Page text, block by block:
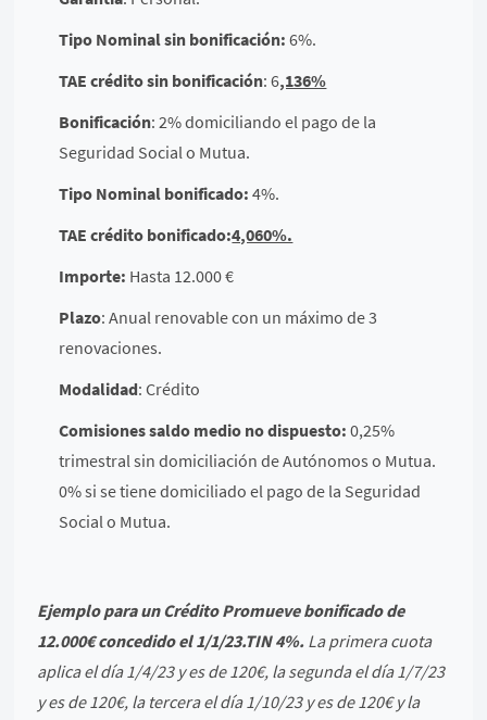
Tipo Nominal sin bonificación: 6%.
TAE crédito sin bonificación: 6,136%
Bonificación: 2% domiciliando el pago de la
Seguridad Social o Mutua.
Tipo Nominal bonificado: 4%.
TAE crédito bonificado:4,060%.
Importe: Hasta 12.000 €
Plazo: Anual renovable con un máximo de 3
renovaciones.
Modalidad: Crédito
Comisiones saldo medio no dispuesto: 0,25%
trimestral sin domiciliación de Autónomos o Mutua.
0% si se tiene domiciliado el pago de la Seguridad
Social o Mutua.
Ejemplo para un Crédito Promueve bonificado de
12.000€ concedido el 1/1/23.TIN 4%. La primera cuota
aplica el día 1/4/23 y es de 120€, la segunda el día 1/7/23
y es de 120€, la tercera el día 1/10/23 y es de 120€ y la